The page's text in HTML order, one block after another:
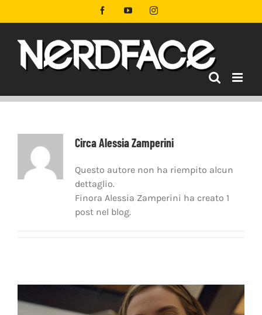
al
FacebookYouTubeInstagram
CircaAlessia Zamperini
Questo autore non ha riempito alcun
dettaglio.
Finora Alessia Zamperini ha creato 1
post nel blog.